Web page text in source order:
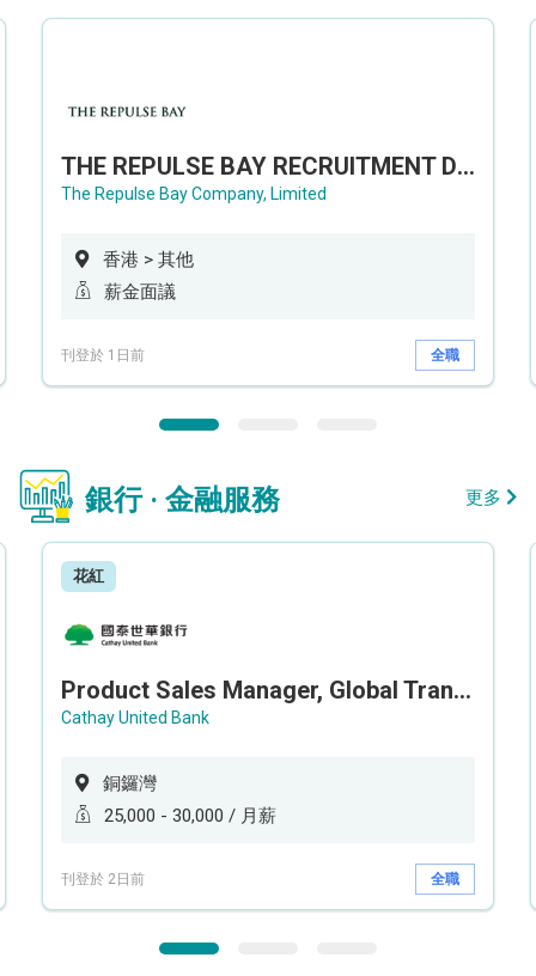
THE REPULSE BAY RECRUITMENT DAY 淺水灣影灣園人才招聘會
The Repulse Bay Company, Limited
香港 > 其他
薪金面議
刊登於 1日前 全職
銀行 · 金融服務 更多
花紅
Product Sales Manager, Global Transaction Service (GTS)
Cathay United Bank
銅鑼灣
25,000 - 30,000 / 月薪
刊登於 2日前 全職